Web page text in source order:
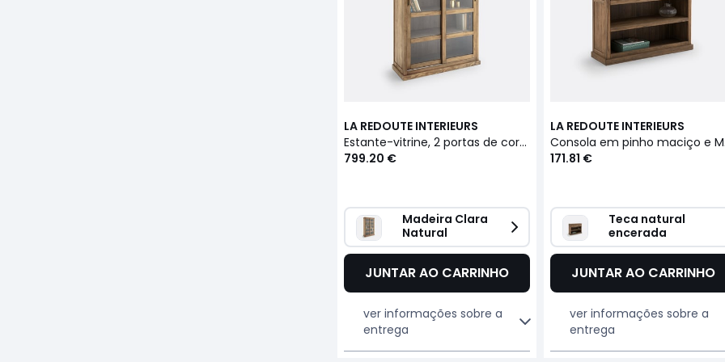
LA REDOUTE INTERIEURS
Estante-vitrine, 2 portas de correr, Lunja
799.20 €
Madeira Clara
Natural
JUNTAR AO CARRINHO
ver informações sobre a
entrega
LA REDOUTE INTERIEURS
171.81 €
Teca natural
encerada
JUNTAR AO CARRINHO
ver informações sobre a
entrega